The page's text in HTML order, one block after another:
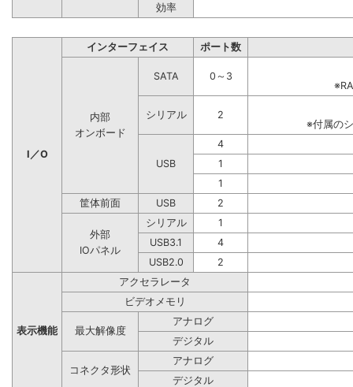
効率
I／O
インターフェイス ポート数
内部
オンボード
SATA
0～3
シリアル
2
※付属の
USB
4
1
1
筐体前面
USB 2
外部
IOパネル
シリアル
1
USB3.1
4
USB2.0
2
表示機能
アクセラレータ
ビデオメモリ
最大解像度
アナログ
デジタル
コネクタ形状
アナログ
デジタル